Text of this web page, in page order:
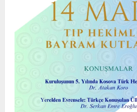
TÜRKTIP2026
Talep Süreci Başladı
22 Nisan 2026
13 Nisan 2026